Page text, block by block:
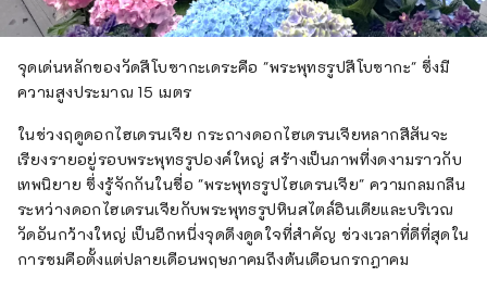
จุดเด่นหลักของวัดสึโบซากะเดระคือ "พระพุทธรูปสึโบซากะ" ซึ่งมี
ความสูงประมาณ 15 เมตร
ในช่วงฤดูดอกไฮเดรนเจีย กระถางดอกไฮเดรนเจียหลากสีสันจะ
เรียงรายอยู่รอบพระพุทธรูปองค์ใหญ่ สร้างเป็นภาพที่งดงามราวกับ
เทพนิยาย ซึ่งรู้จักกันในชื่อ "พระพุทธรูปไฮเดรนเจีย" ความกลมกลืน
ระหว่างดอกไฮเดรนเจียกับพระพุทธรูปหินสไตล์อินเดียและบริเวณ
วัดอันกว้างใหญ่ เป็นอีกหนึ่งจุดดึงดูดใจที่สำคัญ ช่วงเวลาที่ดีที่สุดใน
การชมคือตั้งแต่ปลายเดือนพฤษภาคมถึงต้นเดือนกรกฎาคม